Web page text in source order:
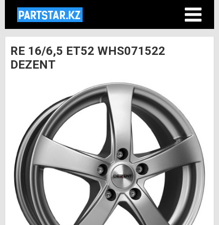
RE 16/6,5 ET52 WHS071522
DEZENT